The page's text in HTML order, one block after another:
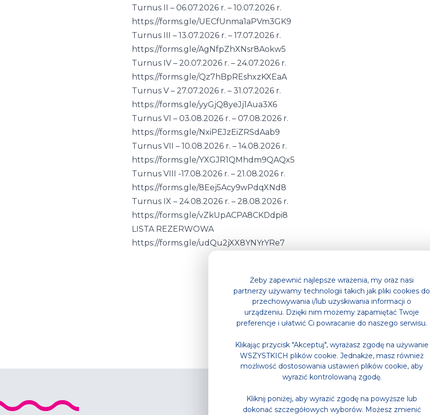
Turnus II – 06.07.2026 r. – 10.07.2026 r.
https://forms.gle/UECfUnma1aPVm3GK9
Turnus III – 13.07.2026 r. – 17.07.2026 r.
https://forms.gle/AgNfpZhXNsr8Aokw5
Turnus IV – 20.07.2026 r. – 24.07.2026 r.
https://forms.gle/Qz7hBpREshxzKXEaA
Turnus V – 27.07.2026 r. – 31.07.2026 r.
https://forms.gle/yyGjQ8yeJj1Aua3X6
Turnus VI – 03.08.2026 r. – 07.08.2026 r.
https://forms.gle/NxiPEJzEiZRSdAab9
Turnus VII – 10.08.2026 r. – 14.08.2026 r.
https://forms.gle/YXGJR1QMhdm9QAQx5
Turnus VIII -17.08.2026 r. – 21.08.2026 r.
https://forms.gle/8Eej5Acy9wPdqXNd8
Turnus IX – 24.08.2026 r. – 28.08.2026 r.
https://forms.gle/vZkUpACPA8CKDdpi8
LISTA REZERWOWA
https://forms.gle/udQu2jXX8YNYrYRe7
Wróć do aktualności
Żeby zapewnić najlepsze wrażenia, my oraz nasi
partnerzy używamy technologii takich jak pliki cookies do
przechowywania i/lub uzyskiwania informacji o
urządzeniu. Dzięki nim możemy zapamiętać Twoje
preferencje i ułatwić Ci powracanie do naszego serwisu.
Klikając przycisk "Akceptuj", wyrażasz zgodę na używanie
WSZYSTKICH plików cookie. Jednakże, masz również
możliwość dostosowania ustawień plików cookie, aby
wyrazić kontrolowaną zgodę.
Kliknij poniżej, aby wyrazić zgodę na powyższe lub
dokonać szczegółowych wyborów. Możesz zmienić